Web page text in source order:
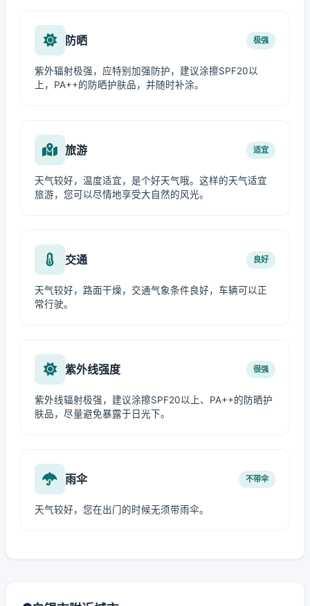
防晒 极强
紫外辐射极强，应特别加强防护，建议涂擦SPF20以
上，PA++的防晒护肤品，并随时补涂。
旅游 适宜
天气较好，温度适宜，是个好天气哦。这样的天气适宜
旅游，您可以尽情地享受大自然的风光。
交通 良好
天气较好，路面干燥，交通气象条件良好，车辆可以正
常行驶。
紫外线强度 很强
紫外线辐射极强，建议涂擦SPF20以上、PA++的防晒护
肤品，尽量避免暴露于日光下。
雨伞 不带伞
天气较好，您在出门的时候无须带雨伞。